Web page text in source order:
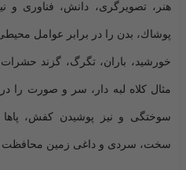
هنر، تصویرگری، دانش، فناوری
پوشاك، بدن را در برابر عوامل
خورشید، باران، تگرگ، گزند
مثال كلاه لبه دار، سر و صورت را
سوختگی و نیز پوشیدن كفش، پاها
سخت، سردی و داغی زمین محافظت